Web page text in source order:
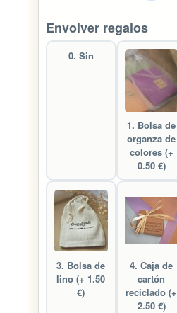
Envolver regalos
0. Sin
1. Bolsa de
organza de
colores (+
0.50 €)
3. Bolsa de
lino (+ 1.50
€)
4. Caja de
cartón
reciclado (+
2.50 €)